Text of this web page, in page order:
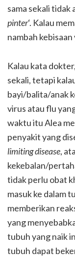
sama sekali tidak
pinter‘. Kalau
nambah
Kalau kata
sekali, tetapi
bayi/balita/anak
virus atau flu
waktu itu Alea
penyakit yang
limiting disease,
kekebalan/
tidak perlu obat
masuk ke dalam
memberikan
yang
tubuh yang naik
tubuh dapat